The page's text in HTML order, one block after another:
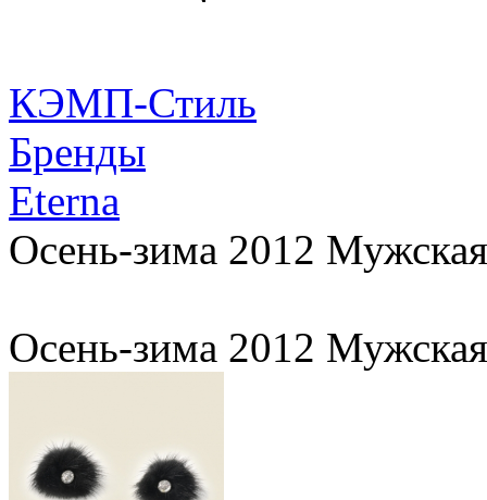
КЭМП-Стиль
Бренды
Eterna
Осень-зима 2012
Осень-зима 2012